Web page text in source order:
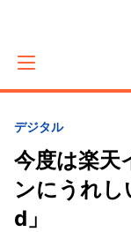
デジタル
今度は楽
ンにうれ
d」